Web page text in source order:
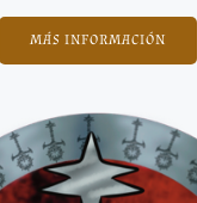
MÁS INFORMACIÓN